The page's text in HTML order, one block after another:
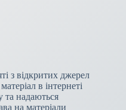
з відкритих джерел
в інтернеті
та надаються
на матеріали